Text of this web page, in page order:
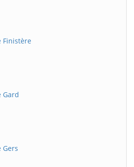
Finistère
Gard
Gers